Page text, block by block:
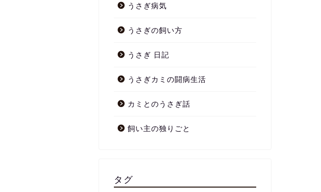
うさぎ病気
うさぎの飼い方
うさぎ 日記
うさぎカミの闘病生活
カミとのうさぎ話
飼い主の独りごと
タグ